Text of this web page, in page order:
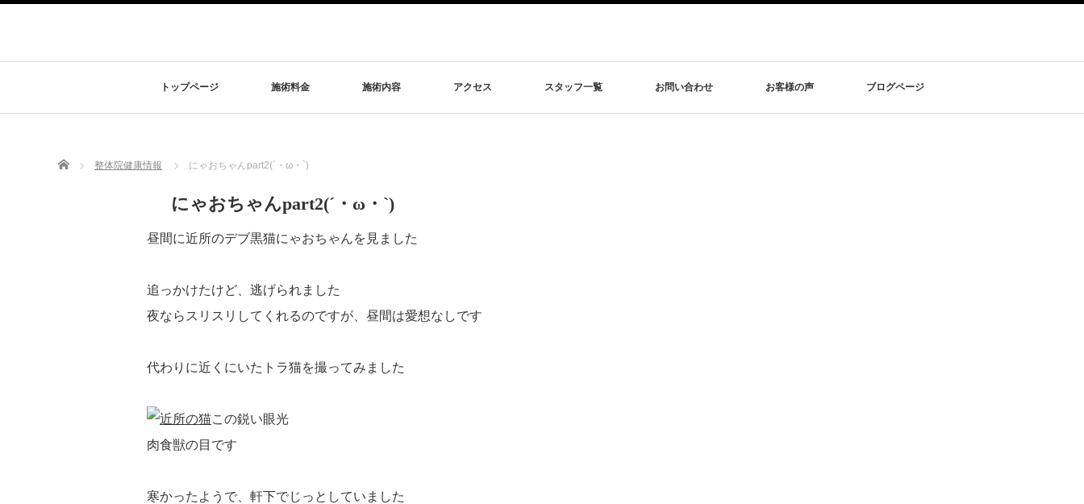
トップページ 施術料金 施術内容 アクセス スタッフ一覧 お問い合わせ お客様の声 ブログページ
Home 整体院健康情報 にゃおちゃんpart2(´・ω・`)
にゃおちゃんpart2(´・ω・`)
昼間に近所のデブ黒猫にゃおちゃんを見ました
追っかけたけど、逃げられました
夜ならスリスリしてくれるのですが、昼間は愛想なしです
代わりに近くにいたトラ猫を撮ってみました
この鋭い眼光
肉食獣の目です
寒かったようで、軒下でじっとしていました